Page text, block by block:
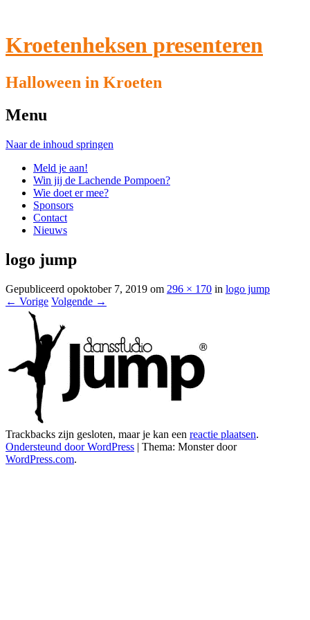
Kroetenheksen presenteren
Halloween in Kroeten
Menu
Naar de inhoud springen
Meld je aan!
Win jij de Lachende Pompoen?
Wie doet er mee?
Sponsors
Contact
Nieuws
logo jump
Gepubliceerd opoktober 7, 2019 om 296 × 170 in logo jump
← Vorige Volgende →
Trackbacks zijn gesloten, maar je kan een reactie plaatsen.
Ondersteund door WordPress | Thema: Monster door
WordPress.com.